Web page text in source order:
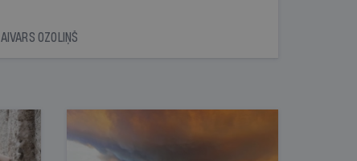
AIVARS OZOLIŅŠ